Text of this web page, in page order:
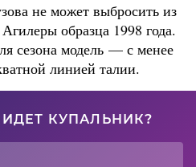
не может выбросить из
образца 1998 года.
сезона модель — с менее
линией талии.
КУПАЛЬНИК?